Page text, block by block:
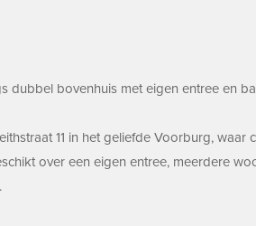
dubbel bovenhuis met eigen entree en
11 in het geliefde Voorburg,
over een eigen entree, meerdere